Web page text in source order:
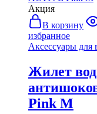
Акция
В корзину
избранное
Аксессуары для
Жилет
Pink M